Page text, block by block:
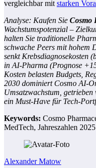
vergleichbar mit starken
Analyse: Kaufen Sie Cosmo
Wachstumspotenzial –
halten Sie traditionelle
schwache Peers mit hohem
senkt Krebsdiagnosekosten
in AI-Pharma (Prognose
Kosten belasten Budgets,
2030 dominiert Cosmo AI-
Umsatzwachstum,
ein Must-Have für Tech-
Keywords: Cosmo
MedTech, Jahreszahlen 2025
Alexander Matow